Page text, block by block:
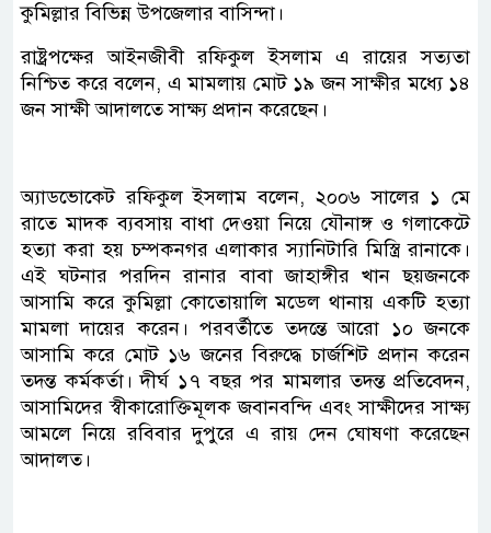
কুমিল্লার বিভিন্ন উপজেলার বাসিন্দা।
রাষ্ট্রপক্ষের আইনজীবী রফিকুল ইসলাম এ রায়ের সত্যতা
নিশ্চিত করে বলেন, এ মামলায় মোট ১৯ জন সাক্ষীর মধ্যে ১৪
জন সাক্ষী আদালতে সাক্ষ্য প্রদান করেছেন।
অ্যাডভোকেট রফিকুল ইসলাম বলেন, ২০০৬ সালের ১ মে
রাতে মাদক ব্যবসায় বাধা দেওয়া নিয়ে যৌনাঙ্গ ও গলাকেটে
হত্যা করা হয় চম্পকনগর এলাকার স্যানিটারি মিস্ত্রি রানাকে।
এই ঘটনার পরদিন রানার বাবা জাহাঙ্গীর খান ছয়জনকে
আসামি করে কুমিল্লা কোতোয়ালি মডেল থানায় একটি হত্যা
মামলা দায়ের করেন। পরবর্তীতে তদন্তে আরো ১০ জনকে
আসামি করে মোট ১৬ জনের বিরুদ্ধে চার্জশিট প্রদান করেন
তদন্ত কর্মকর্তা। দীর্ঘ ১৭ বছর পর মামলার তদন্ত প্রতিবেদন,
আসামিদের স্বীকারোক্তিমূলক জবানবন্দি এবং সাক্ষীদের সাক্ষ্য
আমলে নিয়ে রবিবার দুপুরে এ রায় দেন ঘোষণা করেছেন
আদালত।